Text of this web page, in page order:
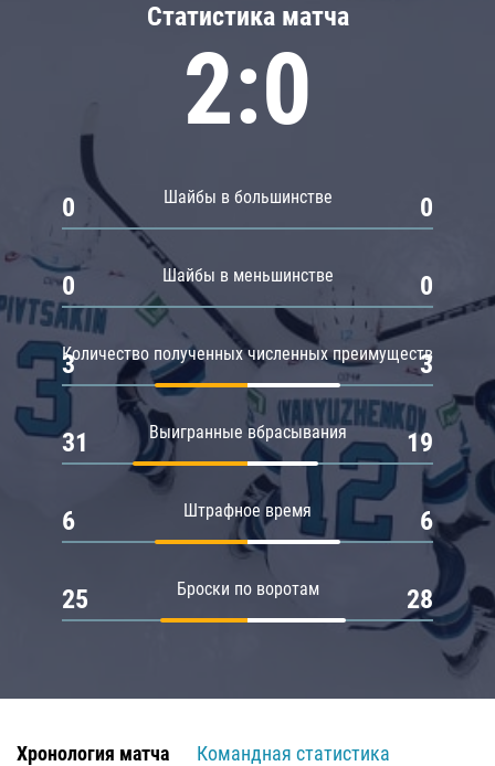
Статистика матча
2:0
Шайбы в большинстве
0 0
Шайбы в меньшинстве
0 0
Количество полученных численных преимуществ
3 3
Выигранные вбрасывания
31 19
Штрафное время
6 6
Броски по воротам
25 28
Хронология матча
Командная статистика